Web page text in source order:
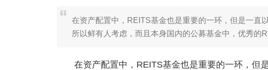
在资产配置中，REITS基金也是重要的一环，但是一直
所以鲜有人考虑，而且本身国内的公募基金中，优秀
在资产配置中，REITS基金也是重要的一环，但